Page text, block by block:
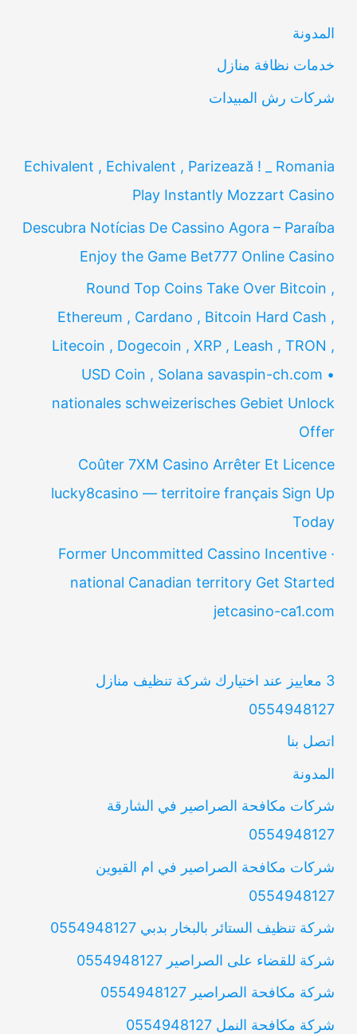
المدونة
خدمات نظافة منازل
شركات رش المبيدات
Echivalent , Echivalent , Parizează ! _ Romania
Play Instantly Mozzart Casino
Descubra Notícias De Cassino Agora – Paraíba
Enjoy the Game Bet777 Online Casino
Round Top Coins Take Over Bitcoin ,
Ethereum , Cardano , Bitcoin Hard Cash ,
Litecoin , Dogecoin , XRP , Leash , TRON ,
USD Coin , Solana savaspin-ch.com •
nationales schweizerisches Gebiet Unlock
Offer
Coûter 7XM Casino Arrêter Et Licence
lucky8casino — territoire français Sign Up
Today
Former Uncommitted Cassino Incentive ·
national Canadian territory Get Started
jetcasino-ca1.com
3 معاييز عند اختيارك شركة تنظيف منازل
0554948127
اتصل بنا
المدونة
شركات مكافحة الصراصير في الشارقة
0554948127
شركات مكافحة الصراصير في ام القيوين
0554948127
شركة تنظيف الستائر بالبخار بدبي 0554948127
شركة للقضاء على الصراصير 0554948127
شركة مكافحة الصراصير 0554948127
شركة مكافحة النمل 0554948127